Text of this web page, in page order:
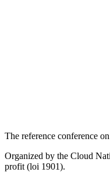
The reference conference
Organized by the Cloud
profit (loi 1901).